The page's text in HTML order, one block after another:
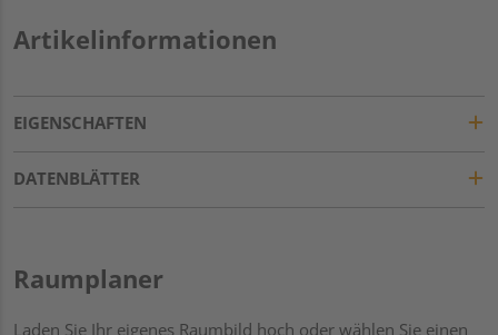
Artikelinformationen
EIGENSCHAFTEN
DATENBLÄTTER
Raumplaner
Laden Sie Ihr eigenes Raumbild hoch oder wählen Sie einen